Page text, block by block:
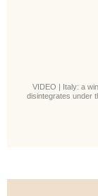
VIDEO | Italy: a
disintegrates under